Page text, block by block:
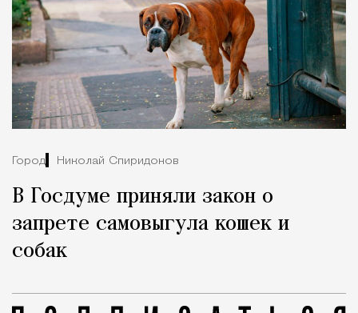
Город Николай Спиридонов
В Госдуме приняли закон о
запрете самовыгула кошек и
собак